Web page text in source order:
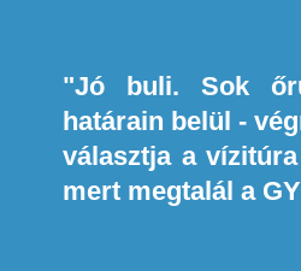
"Jó buli. Sok
határain belül -
választja a
mert megtalál a